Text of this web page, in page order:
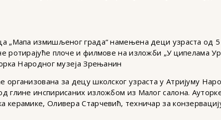
„Мапа измишљеног града“ намењена деци узраста од 5
ротирајуће плоче и филмове на изложби „У ципелама
Народног музеја Зрењанин
за децу школског узраста у Атријуму
глине инспирисаних изложбом из Малог салона.
керамике, Оливера Старчевић, техничар за